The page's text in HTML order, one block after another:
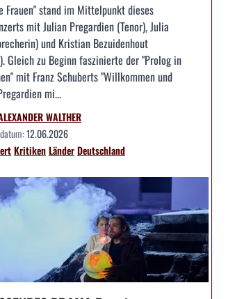
Frauen" stand im Mittelpunkt dieses
mit Julian Pregardien (Tenor), Julia
und Kristian Bezuidenhout
Gleich zu Beginn faszinierte der "Prolog in
mit Franz Schuberts "Willkommen und
mi...
WALTHER
12.06.2026
KritikenLänderDeutschland